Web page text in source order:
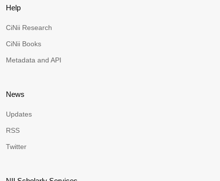
Help
CiNii Research
CiNii Books
Metadata and API
News
Updates
RSS
Twitter